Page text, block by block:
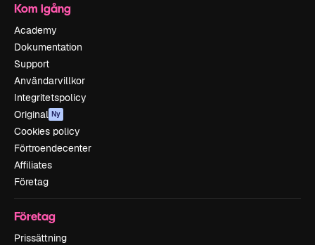
Kom igång
Academy
Dokumentation
Support
Användarvillkor
Integritetspolicy
Original Ny
Cookies policy
Förtroendecenter
Affiliates
Företag
Företag
Prissättning